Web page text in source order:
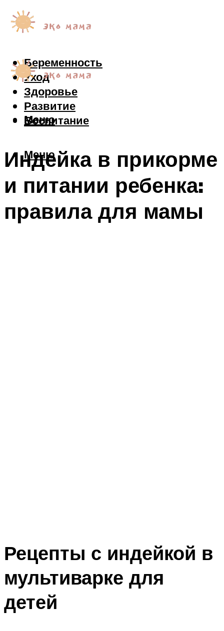
Беременность
Уход
Здоровье
Развитие
Воспитание
Меню
Меню
Индейка в прикорме
и питании ребенка:
правила для мамы
Рецепты с индейкой в
мультиварке для
детей